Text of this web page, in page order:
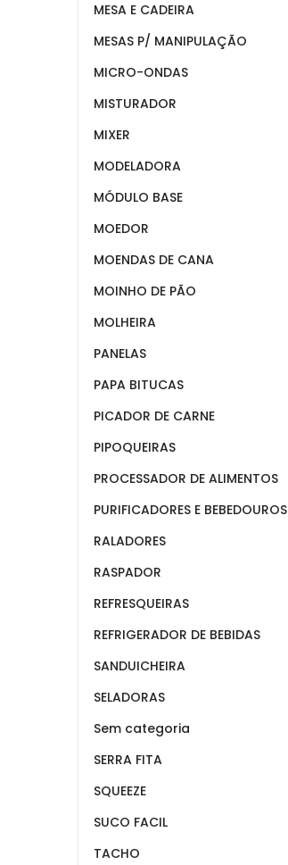
MESA E CADEIRA
MESAS P/ MANIPULAÇÃO
MICRO-ONDAS
MISTURADOR
MIXER
MODELADORA
MÓDULO BASE
MOEDOR
MOENDAS DE CANA
MOINHO DE PÃO
MOLHEIRA
PANELAS
PAPA BITUCAS
PICADOR DE CARNE
PIPOQUEIRAS
PROCESSADOR DE ALIMENTOS
PURIFICADORES E BEBEDOUROS
RALADORES
RASPADOR
REFRESQUEIRAS
REFRIGERADOR DE BEBIDAS
SANDUICHEIRA
SELADORAS
Sem categoria
SERRA FITA
SQUEEZE
SUCO FACIL
TACHO